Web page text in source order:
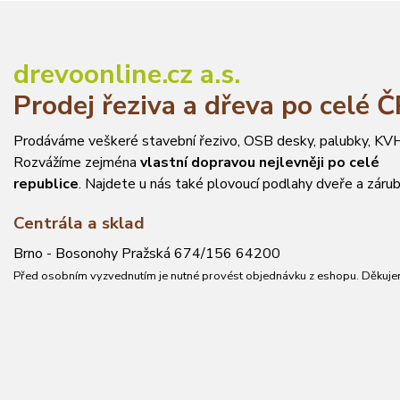
drevoonline.cz a.s.
Prodej řeziva a dřeva po celé
Prodáváme veškeré stavební řezivo, OSB desky, palubky,
Rozvážíme zejména vlastní dopravou nejlevněji po celé
republice. Najdete u nás také plovoucí podlahy dveře a
Centrála a sklad
Brno - Bosonohy Pražská 674/156 64200
Před osobním vyzvednutím je nutné provést objednávku z eshopu.